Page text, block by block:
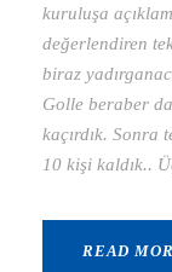
kuruluşa
değerlendiren
biraz
Golle beraber
kaçırdık.
10 kişi kaldık..
READ